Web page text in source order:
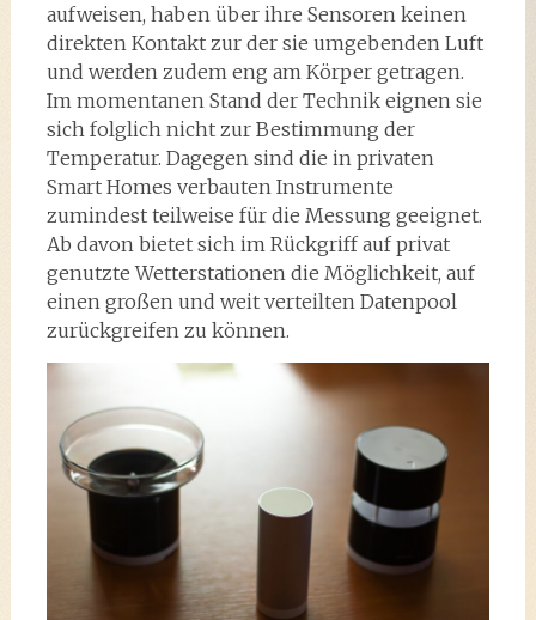
aufweisen, haben über ihre Sensoren keinen
direkten Kontakt zur der sie umgebenden Luft
und werden zudem eng am Körper getragen.
Im momentanen Stand der Technik eignen sie
sich folglich nicht zur Bestimmung der
Temperatur. Dagegen sind die in privaten
Smart Homes verbauten Instrumente
zumindest teilweise für die Messung geeignet.
Ab davon bietet sich im Rückgriff auf privat
genutzte Wetterstationen die Möglichkeit, auf
einen großen und weit verteilten Datenpool
zurückgreifen zu können.